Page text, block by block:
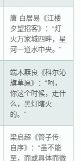
唐 白居易《江楼
夕望招客》：“灯
火万家城四畔，星
河一道水中央。”
端木蕻良《科尔沁
旗草原》：“呵，
你这个时候，走什
么，黑灯瞎火
的。”
梁启超《管子传·
自序》：“虽不能
至，而或具体而微